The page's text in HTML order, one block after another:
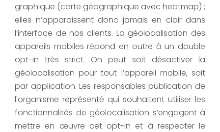
graphique (carte géographique avec heatmap) ;
elles n’apparaissent donc jamais en clair dans
l’interface de nos clients. La géolocalisation des
appareils mobiles répond en outre à un double
opt-in très strict. On peut soit désactiver la
géolocalisation pour tout l’appareil mobile, soit
par application. Les responsables publication de
l'organisme représenté qui souhaitent utiliser les
fonctionnalités de géolocalisation s’engagent à
mettre en œuvre cet opt-in et à respecter le